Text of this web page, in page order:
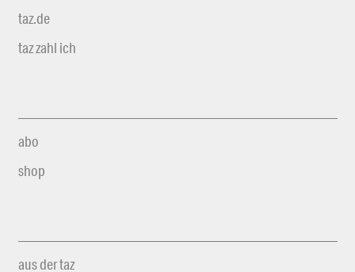
taz.de
taz zahl ich
abo
shop
aus der taz